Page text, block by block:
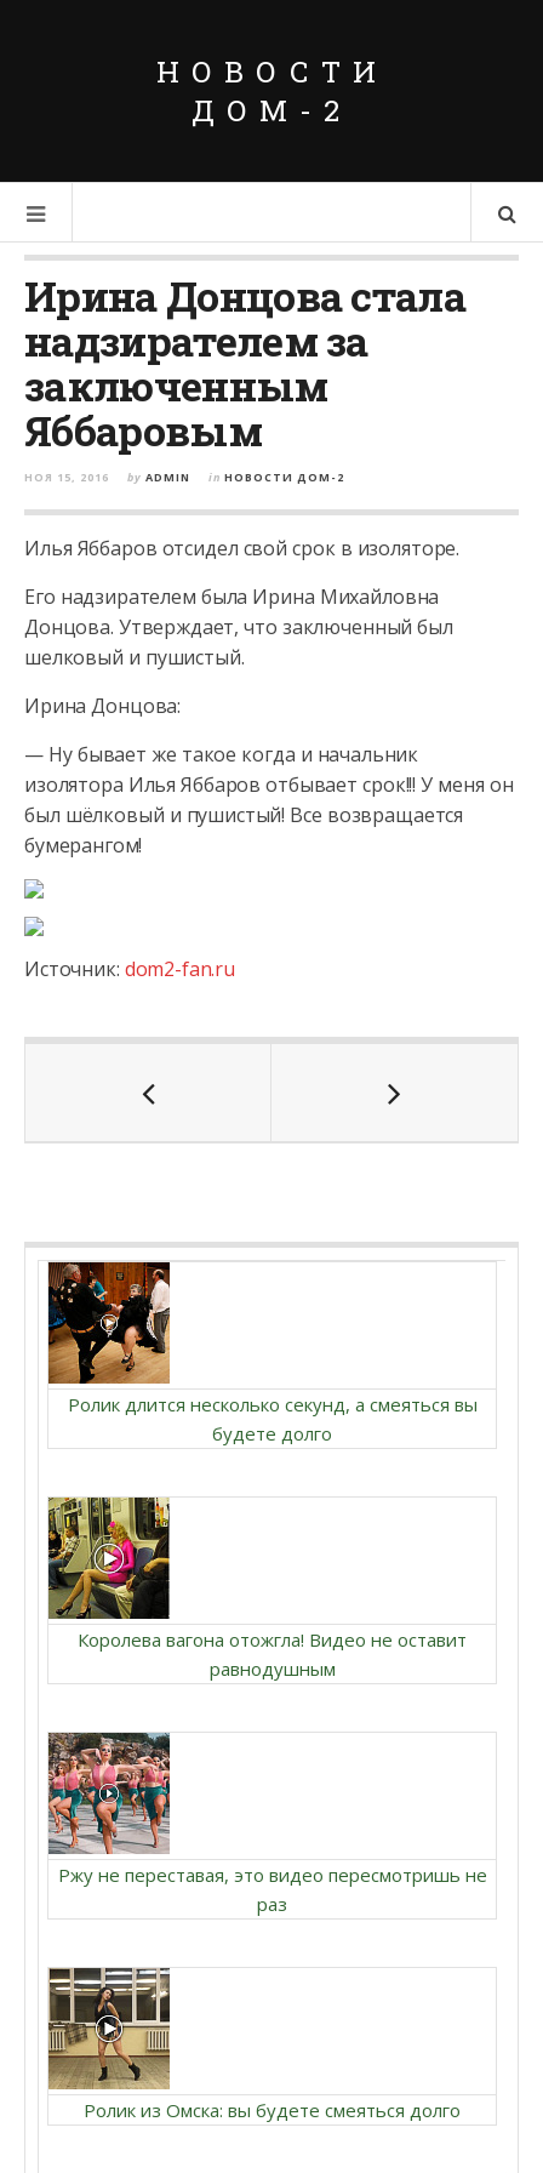
НОВОСТИ
ДОМ-2
Ирина Донцова стала
надзирателем за
заключенным
Яббаровым
НОЯ 15, 2016 by ADMIN in НОВОСТИ ДОМ-2
Илья Яббаров отсидел свой срок в изоляторе.
Его надзирателем была Ирина Михайловна
Донцова. Утверждает, что заключенный был
шелковый и пушистый.
Ирина Донцова:
—Ну бывает же такое когда и начальник
изолятора Илья Яббаров отбывает срок!!! У меня он
был шёлковый и пушистый! Все возвращается
бумерангом!
Источник: dom2-fan.ru
Ролик длится несколько секунд, а смеяться вы
будете долго
Королева вагона отожгла! Видео не оставит
равнодушным
Ржу не переставая, это видео пересмотришь не
раз
Ролик из Омска: вы будете смеяться долго